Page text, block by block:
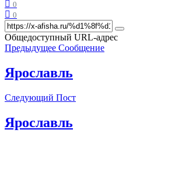
0
0
Общедоступный URL-адрес
Предыдущее Сообщение
Ярославль
Следующий Пост
Ярославль